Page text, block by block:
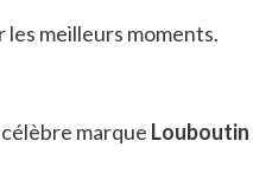
meilleurs moments.
marque Louboutin